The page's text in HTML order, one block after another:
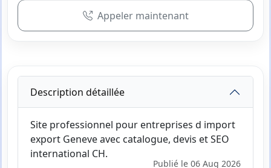
Appeler maintenant
Description détaillée
Site professionnel pour entreprises d import
export Geneve avec catalogue, devis et SEO
international CH.
Publié le 06 Aug 2026